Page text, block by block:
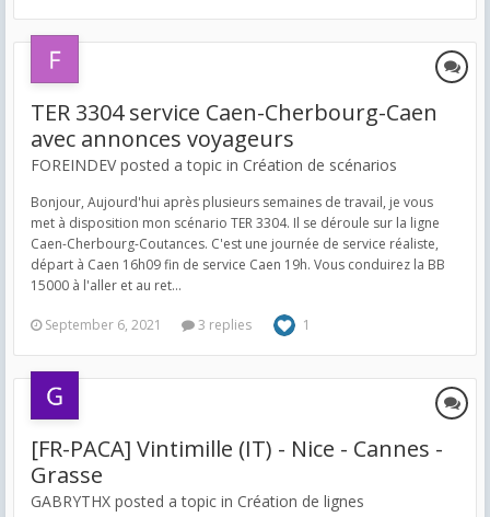
TER 3304 service Caen-Cherbourg-Caen
avec annonces voyageurs
FOREINDEV posted a topic in Création de scénarios
Bonjour, Aujourd'hui après plusieurs semaines de travail, je vous
met à disposition mon scénario TER 3304. Il se déroule sur la ligne
Caen-Cherbourg-Coutances. C'est une journée de service réaliste,
départ à Caen 16h09 fin de service Caen 19h. Vous conduirez la BB
15000 à l'aller et au ret...
September 6, 2021 3 replies 1
[FR-PACA] Vintimille (IT) - Nice - Cannes -
Grasse
GABRYTHX posted a topic in Création de lignes